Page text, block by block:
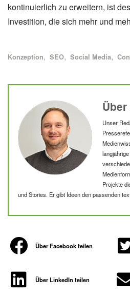
kontinuierlich zu erweitern, ist
Investition, die sich mehr und
Schlagworte
Alle Blogartikel mit dem Schlagwort "
Konzeption " anzeigen
Alle Blogartikel mit dem
SEO " anzeigen
Alle Blogartikel
Social Media "
Unser
Projekte
und Stories. Er gibt Ideen den passenden
Über Facebook teilen
Über LinkedIn teilen